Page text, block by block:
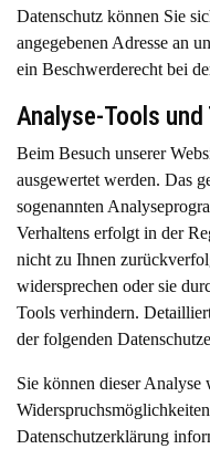
Datenschutz können Sie
angegebenen Adresse an
ein Beschwerderecht bei
Analyse-Tools
Beim Besuch unserer
ausgewertet werden. Das
sogenannten
Verhaltens erfolgt in der
nicht zu Ihnen
widersprechen oder sie
Tools verhindern.
der folgenden
Sie können dieser Analyse
Datenschutzerklärung